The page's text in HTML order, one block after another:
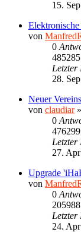
15.
von
0
485285
Letzter
28.
Neuer
von claudiar»
0
476299
Letzter
27.
Upgrade
von
0
205988
Letzter
24.